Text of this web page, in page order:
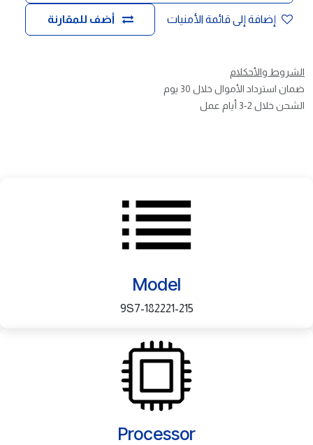
أضف للمقارنة إضافة إلى قائمة الأمنيات
الشروط والأحكلام
ضمان استرداد الأموال خلال 30 يوم
الشحن خلال 2-3 أيام عمل
Model
9S7-182221-215
Processor